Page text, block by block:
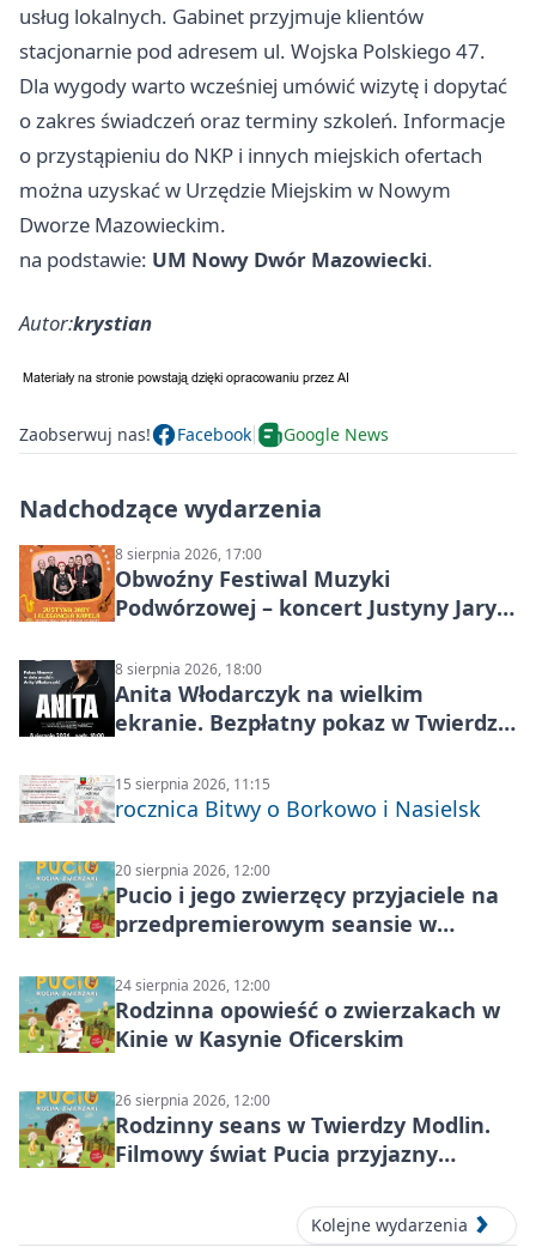
usług lokalnych. Gabinet przyjmuje klientów
stacjonarnie pod adresem ul. Wojska Polskiego 47.
Dla wygody warto wcześniej umówić wizytę i dopytać
o zakres świadczeń oraz terminy szkoleń. Informacje
o przystąpieniu do NKP i innych miejskich ofertach
można uzyskać w Urzędzie Miejskim w Nowym
Dworze Mazowieckim.
na podstawie: UM Nowy Dwór Mazowiecki.
Autor:krystian
Zaobserwuj nas! Facebook Google News
Nadchodzące wydarzenia
8 sierpnia 2026, 17:00
Obwoźny Festiwal Muzyki
Podwórzowej – koncert Justyny Jary i
8 sierpnia 2026, 18:00
Anita Włodarczyk na wielkim
ekranie. Bezpłatny pokaz w Twierdzy
15 sierpnia 2026, 11:15
rocznica Bitwy o Borkowo i Nasielsk
20 sierpnia 2026, 12:00
Pucio i jego zwierzęcy przyjaciele na
przedpremierowym seansie w
24 sierpnia 2026, 12:00
Rodzinna opowieść o zwierzakach w
Kinie w Kasynie Oficerskim
26 sierpnia 2026, 12:00
Rodzinny seans w Twierdzy Modlin.
Filmowy świat Pucia przyjazny
Kolejne wydarzenia